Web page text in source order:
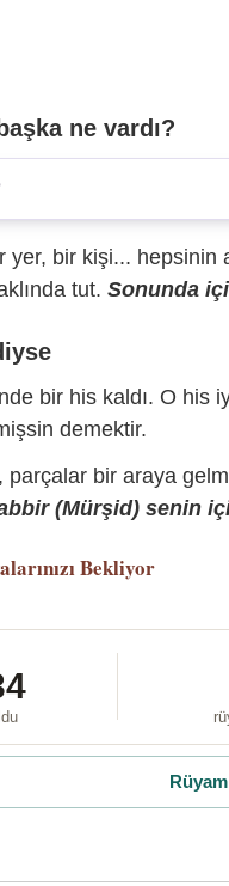
ne vardı?
yer, bir kişi...
tut. Sonunda
bir his kaldı. O his
demektir.
parçalar bir araya
(Mürşid) senin
Bekliyor